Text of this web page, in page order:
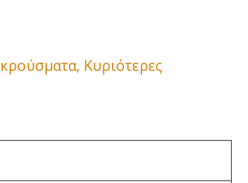
κρούσματα, Κυριότερες